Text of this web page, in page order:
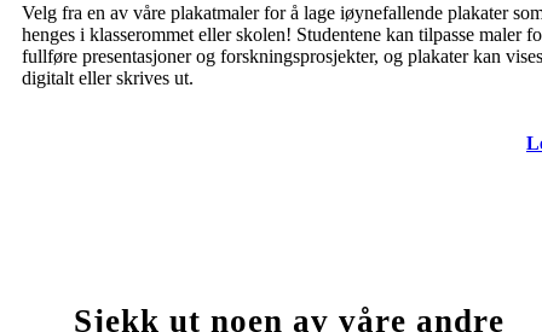
Velg fra en av våre plakatmaler for å lage iøynefallende plakater
henges i klasserommet eller skolen! Studentene kan tilpasse maler
fullføre presentasjoner og forskningsprosjekter, og plakater kan vises
digitalt eller skrives ut.
Sjekk ut noen av våre andre